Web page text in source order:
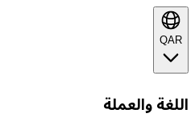
QAR
اللغة والعملة